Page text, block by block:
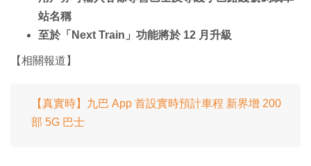
站名稱
至於「Next Train」功能將於 12 月升級
【相關報道】
【真實時】九巴 App 首設實時預計車程 新界增 200
部 5G 巴士